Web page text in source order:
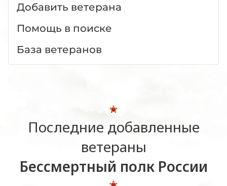
Добавить ветерана
Помощь в поиске
База ветеранов
Последние добавленные
ветераны
Бессмертный полк России